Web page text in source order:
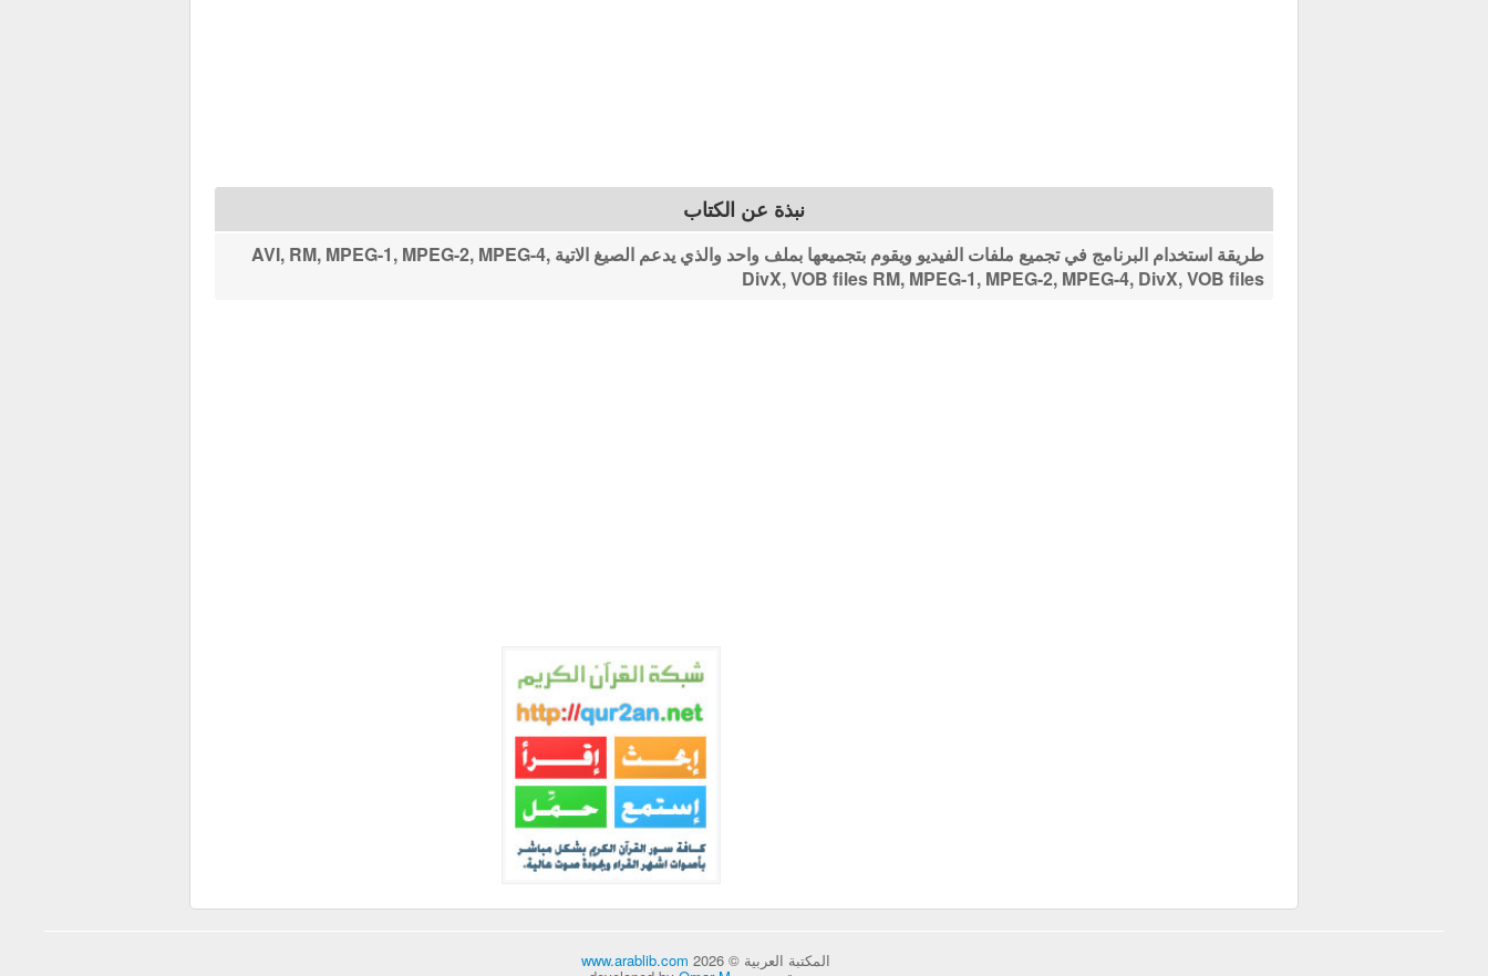
نبذة عن الكتاب
طريقة استخدام البرنامج في تجميع ملفات الفيديو ويقوم بتجميعها بملف واحد والذي يدعم الصيغ الاتية AVI, RM, MPEG-1, MPEG-2, MPEG-4,
DivX, VOB files RM, MPEG-1, MPEG-2, MPEG-4, DivX, VOB files
المكتبة العربية © 2026 www.arablib.com